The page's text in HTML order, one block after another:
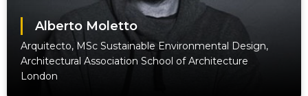
Alberto Moletto
Arquitecto, MSc Sustainable Environmental Design,
Architectural Association School of Architecture
London